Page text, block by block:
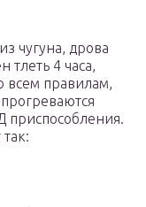
чугуна, дрова
тлеть 4 часа,
всем правилам,
приспособления.